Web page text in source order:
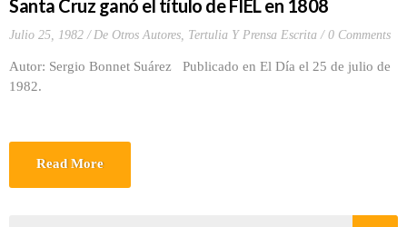
Santa Cruz ganó el título de FIEL en 1808
Julio 25, 1982 De Otros Autores, Tertulia Y Prensa Escrita 0 Comments
Autor: Sergio Bonnet Suárez Publicado en El Día el 25 de julio de
1982.
Read More